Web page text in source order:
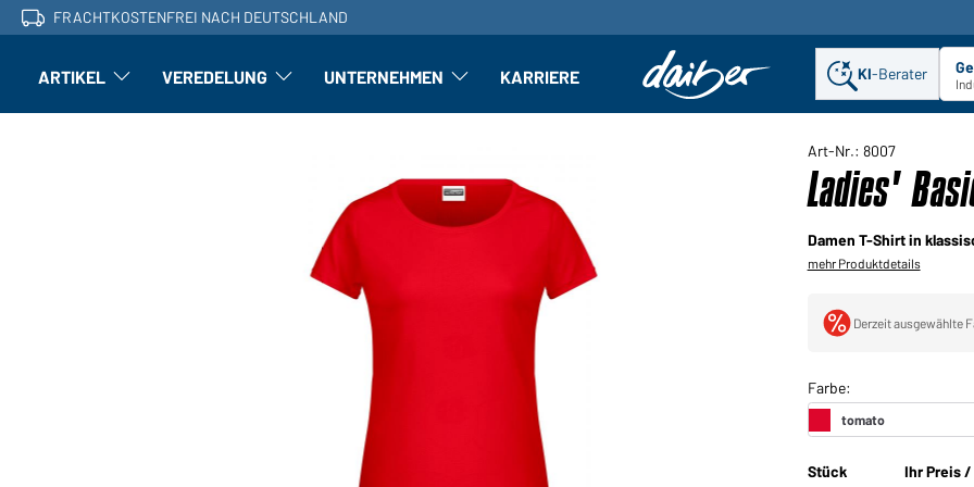
FRACHTKOSTENFREI NACH DEUTSCHLAND
ARTIKEL Artikel: Untermenü öffnen
VEREDELUNG Veredelung: Untermenü öffnen
UNTERNEHMEN Unternehmen: Untermenü öffnen
KARRIERE KI-Berater
Art-Nr.: 8007
Ladies'
Damen T-Shirt in
mehr Produktdetails
Derzeit ausgewählte
Stück Ihr Preis